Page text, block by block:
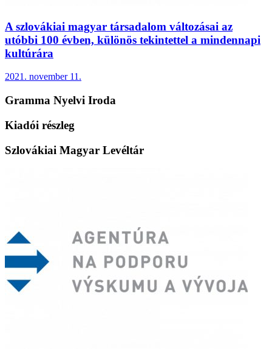
A szlovákiai magyar társadalom változásai az
utóbbi 100 évben, különös tekintettel a mindennapi
kultúrára
2021. november 11.
Gramma Nyelvi Iroda
Kiadói részleg
Szlovákiai Magyar Levéltár